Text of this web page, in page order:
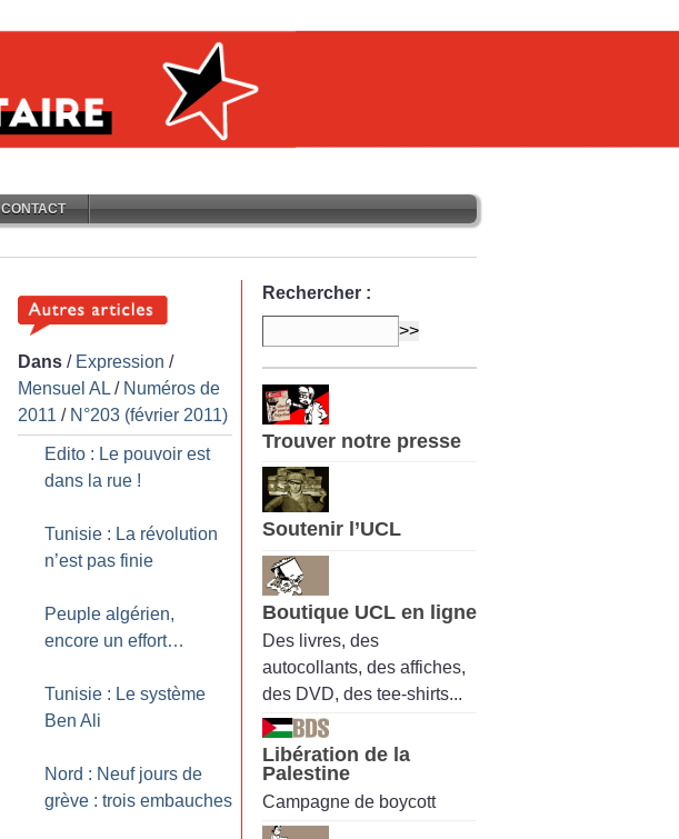
CONTACT
Dans / Expression /
Mensuel AL / Numéros de
2011 / N°203 (février 2011)
Edito : Le pouvoir est
dans la rue !
Tunisie : La révolution
n’est pas finie
Peuple algérien,
encore un effort…
Tunisie : Le système
Ben Ali
Nord : Neuf jours de
grève : trois embauches
Rechercher :
Trouver notre presse
Soutenir l’UCL
Boutique UCL en ligne
Des livres, des
autocollants, des affiches,
des DVD, des tee-shirts...
Libération de la
Palestine
Campagne de boycott